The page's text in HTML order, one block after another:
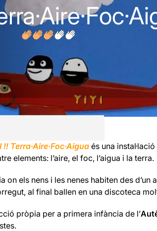
!! Terra·Aire·Foc·Aigua és una
elements: l’aire, el foc, l’aigua i la terra.
on els nens i les nenes habiten des d’un
al final ballen en una discoteca
pròpia per a primera infància de l’